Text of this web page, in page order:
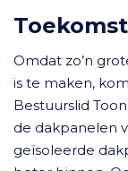
Omdat zo’n
is te maken,
Bestuurslid
de dakpanelen
geïsoleerde